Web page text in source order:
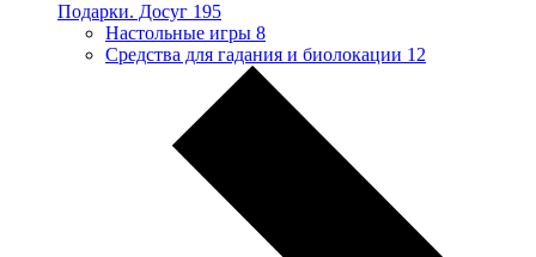
Подарки. Досуг 195
Настольные игры 8
Средства для гадания и биолокации 12